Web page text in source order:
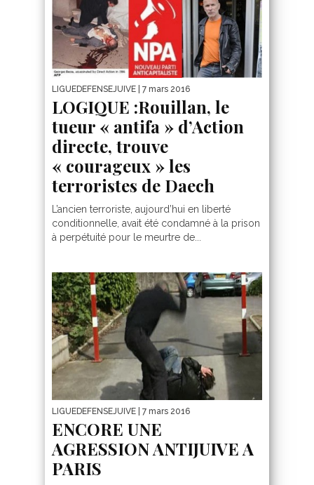
LIGUEDEFENSEJUIVE | 7 mars 2016
LOGIQUE :Rouillan, le
tueur « antifa » d’Action
directe, trouve
« courageux » les
terroristes de Daech
L’ancien terroriste, aujourd’hui en liberté
conditionnelle, avait été condamné à la prison
à perpétuité pour le meurtre de...
LIGUEDEFENSEJUIVE | 7 mars 2016
ENCORE UNE
AGRESSION ANTIJUIVE A
PARIS